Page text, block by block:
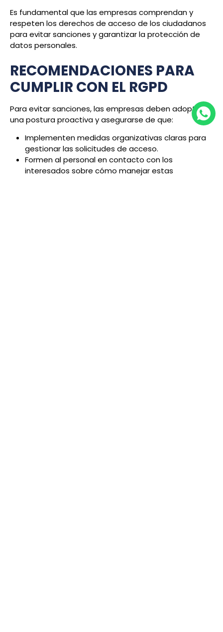
Es fundamental que las empresas comprendan y
respeten los derechos de acceso de los ciudadanos
para evitar sanciones y garantizar la protección de
datos personales.
RECOMENDACIONES PARA
CUMPLIR CON EL RGPD
Para evitar sanciones, las empresas deben adoptar
una postura proactiva y asegurarse de que:
Implementen medidas organizativas claras para
gestionar las solicitudes de acceso.
Formen al personal en contacto con los
interesados sobre cómo manejar estas